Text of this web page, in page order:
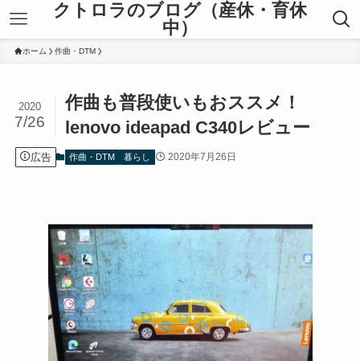
クトロラのブログ（産休・育休
中）
ホーム 作曲・DTM
作曲も普段使いもおススメ！
lenovo ideapad C340レビュー
2020
7/26
広告 作曲・DTM 暮らし 2020年7月26日